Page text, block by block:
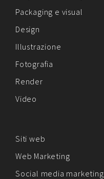
Packaging e visual
Design
Illustrazione
Fotografia
Render
Video
Siti web
Web Marketing
Social media marketing